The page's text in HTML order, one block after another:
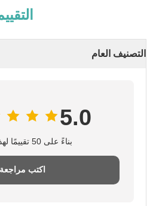
التصنيف العام
5.0
بناءً على 50 تقييمًا لهذا المورد
اكتب مراجعة